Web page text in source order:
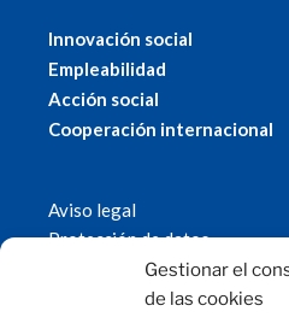
Gestionar el
de las cookies
Innovación social
Empleabilidad
Acción social
Cooperación internacional
Aviso legal
Protección de datos
Política de cookies
© 2019 Fundación Magtel.